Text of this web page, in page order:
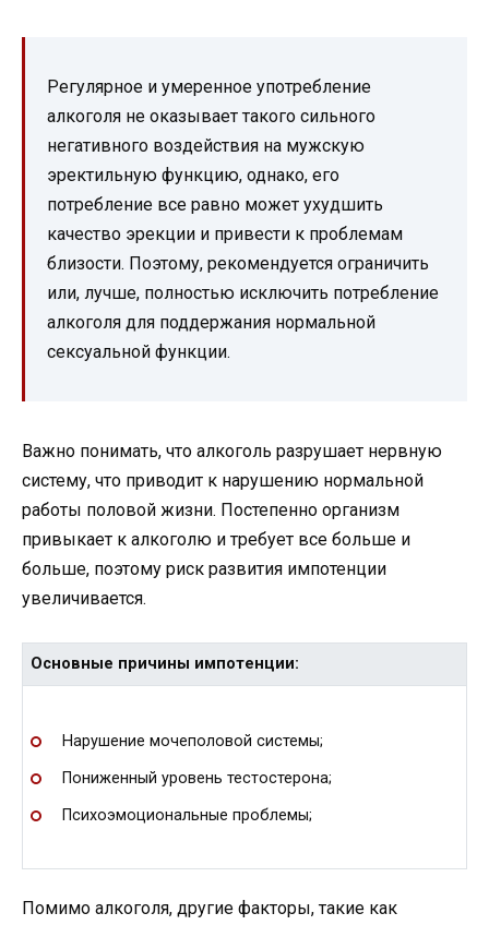
Регулярное и умеренное употребление
алкоголя не оказывает такого сильного
негативного воздействия на мужскую
эректильную функцию, однако, его
потребление все равно может ухудшить
качество эрекции и привести к проблемам
близости. Поэтому, рекомендуется ограничить
или, лучше, полностью исключить потребление
алкоголя для поддержания нормальной
сексуальной функции.
Важно понимать, что алкоголь разрушает нервную
систему, что приводит к нарушению нормальной
работы половой жизни. Постепенно организм
привыкает к алкоголю и требует все больше и
больше, поэтому риск развития импотенции
увеличивается.
Основные причины импотенции:
Нарушение мочеполовой системы;
Пониженный уровень тестостерона;
Психоэмоциональные проблемы;
Помимо алкоголя, другие факторы, такие как